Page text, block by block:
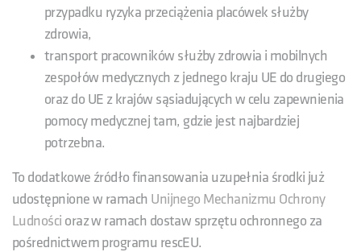
przypadku ryzyka przeciążenia placówek służby
zdrowia,
transport pracowników służby zdrowia i mobilnych
zespołów medycznych z jednego kraju UE do drugiego
oraz do UE z krajów sąsiadujących w celu zapewnienia
pomocy medycznej tam, gdzie jest najbardziej
potrzebna.
To dodatkowe źródło finansowania uzupełnia środki już
udostępnione w ramach Unijnego Mechanizmu Ochrony
Ludności oraz w ramach dostaw sprzętu ochronnego za
pośrednictwem programu rescEU.